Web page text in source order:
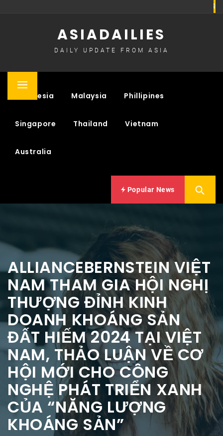
ASIADAILIES
DAILY UPDATE FROM ASIA
Primary
Indonesia Malaysia Phillipines
Singapore Thailand Vietnam
Australia
Popular News
ALLIANCEBERNSTEIN VIỆT
NAM THAM GIA HỘI NGHỊ
THƯỢNG ĐỈNH KINH
DOANH KHOÁNG SẢN
ĐẤT HIẾM 2024 TẠI VIỆT
NAM, THẢO LUẬN VỀ CƠ
HỘI MỚI CHO CÔNG
NGHỆ PHÁT TRIỂN XANH
CỦA “NĂNG LƯỢNG
KHOÁNG SẢN”